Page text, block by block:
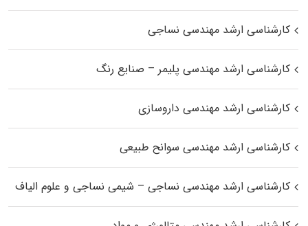
کارشناسی ارشد مهندسی نساجی
کارشناسی ارشد مهندسی پلیمر – صنایع رنگ
کارشناسی ارشد مهندسی داروسازی
کارشناسی ارشد مهندسی سوانح طبیعی
کارشناسی ارشد مهندسی نساجی – شیمی نساجی و علوم الیاف